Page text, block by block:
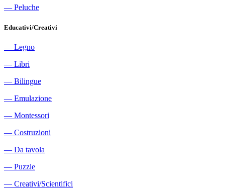
― Peluche
Educativi/Creativi
― Legno
― Libri
― Bilingue
― Emulazione
― Montessori
― Costruzioni
― Da tavola
― Puzzle
― Creativi/Scientifici